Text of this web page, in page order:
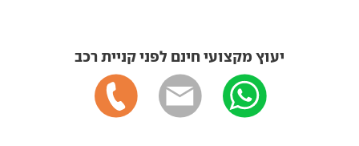
יעוץ מקצועי חינם לפני קניית רכב